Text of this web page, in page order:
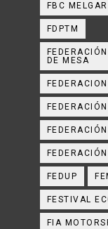
FBC MELGAR
FDPTM
DE MESA
FEDUP
FESTIVAL
FIA